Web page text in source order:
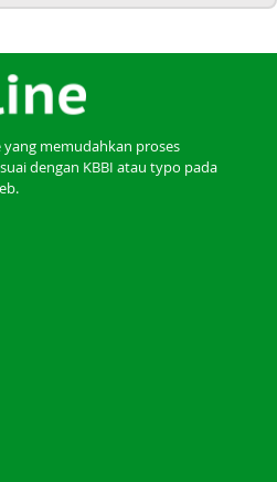
memudahkan proses
dengan KBBI atau typo pada